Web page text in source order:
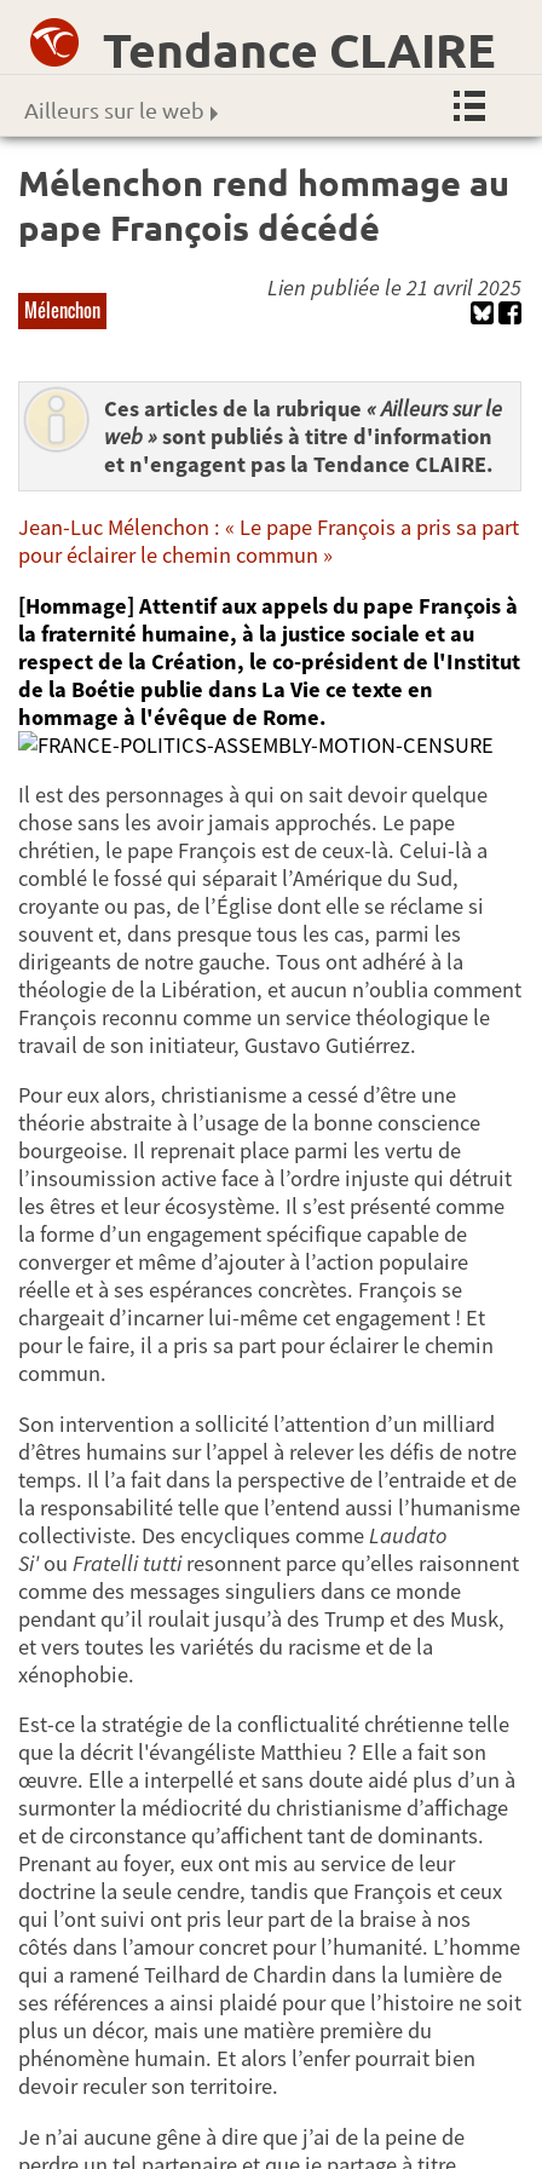
Tendance CLAIRE
Ailleurs sur le web
Mélenchon rend hommage au
pape François décédé
Mélenchon
Lien publiée le 21 avril 2025
Ces articles de la rubrique « Ailleurs sur le
web »sont publiés à titre d'information
et n'engagent pas la Tendance CLAIRE.
Jean-Luc Mélenchon : « Le pape François a pris sa part
pour éclairer le chemin commun »
[Hommage] Attentif aux appels du pape François à
la fraternité humaine, à la justice sociale et au
respect de la Création, le co-président de l'Institut
de la Boétie publie dans La Vie ce texte en
hommage à l'évêque de Rome.
Il est des personnages à qui on sait devoir quelque
chose sans les avoir jamais approchés. Le pape
chrétien, le pape François est de ceux-là. Celui-là a
comblé le fossé qui séparait l’Amérique du Sud,
croyante ou pas, de l’Église dont elle se réclame si
souvent et, dans presque tous les cas, parmi les
dirigeants de notre gauche. Tous ont adhéré à la
théologie de la Libération, et aucun n’oublia comment
François reconnu comme un service théologique le
travail de son initiateur, Gustavo Gutiérrez.
Pour eux alors, christianisme a cessé d’être une
théorie abstraite à l’usage de la bonne conscience
bourgeoise. Il reprenait place parmi les vertu de
l’insoumission active face à l’ordre injuste qui détruit
les êtres et leur écosystème. Il s’est présenté comme
la forme d’un engagement spécifique capable de
converger et même d’ajouter à l’action populaire
réelle et à ses espérances concrètes. François se
chargeait d’incarner lui-même cet engagement ! Et
pour le faire, il a pris sa part pour éclairer le chemin
commun.
Son intervention a sollicité l’attention d’un milliard
d’êtres humains sur l’appel à relever les défis de notre
temps. Il l’a fait dans la perspective de l’entraide et de
la responsabilité telle que l’entend aussi l’humanisme
collectiviste. Des encycliques commeLaudato
Si'ou Fratelli tuttiresonnent parce qu’elles raisonnent
comme des messages singuliers dans ce monde
pendant qu’il roulait jusqu’à des Trump et des Musk,
et vers toutes les variétés du racisme et de la
xénophobie.
Est-ce la stratégie de la conflictualité chrétienne telle
que la décrit l'évangéliste Matthieu ? Elle a fait son
œuvre. Elle a interpellé et sans doute aidé plus d’un à
surmonter la médiocrité du christianisme d’affichage
et de circonstance qu’affichent tant de dominants.
Prenant au foyer, eux ont mis au service de leur
doctrine la seule cendre, tandis que François et ceux
qui l’ont suivi ont pris leur part de la braise à nos
côtés dans l’amour concret pour l’humanité. L’homme
qui a ramené Teilhard de Chardin dans la lumière de
ses références a ainsi plaidé pour que l’histoire ne soit
plus un décor, mais une matière première du
phénomène humain. Et alors l’enfer pourrait bien
devoir reculer son territoire.
Je n’ai aucune gêne à dire que j’ai de la peine de